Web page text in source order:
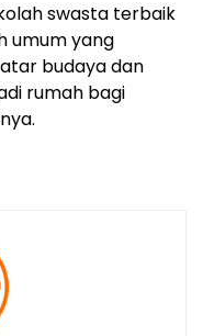
swasta terbaik
umum yang
budaya dan
rumah bagi